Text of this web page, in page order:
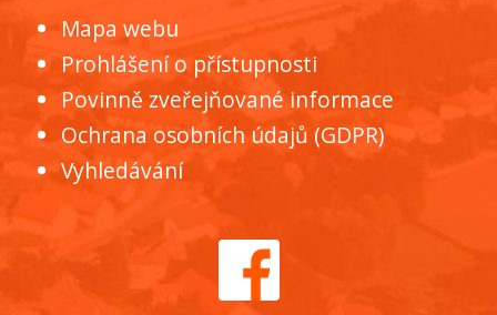
Mapa webu
Prohlášení o přístupnosti
Povinně zveřejňované informace
Ochrana osobních údajů (GDPR)
Vyhledávání